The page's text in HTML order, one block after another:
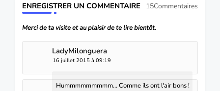
ENREGISTRER UN COMMENTAIRE 15Commentaires
Merci de ta visite et au plaisir de te lire bientôt.
LadyMilonguera
16 juillet 2015 à 09:19
Hummmmmmmmm... Comme ils ont l'air bons !